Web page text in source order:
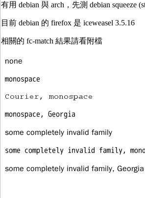
有用 debian 與 arch，先測 debian squeeze
目前 debian 的 firefox 是 iceweasel 3.5.16
相關的 fc-match 結果請看附檔